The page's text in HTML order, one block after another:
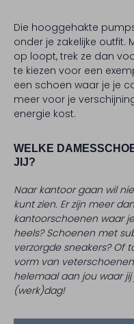
Die hooggehakte
onder je zakelijke outfit.
op loopt, trek ze dan
te kiezen voor een
een schoen waar je je
meer voor je
energie kost.
WELKE
JIJ?
Naar kantoor gaan wil
kunt zien. Er zijn meer
kantoorschoenen waar
heels? Schoenen met
verzorgde sneakers? Of
vorm van
helemaal aan jou waar
(werk)dag!